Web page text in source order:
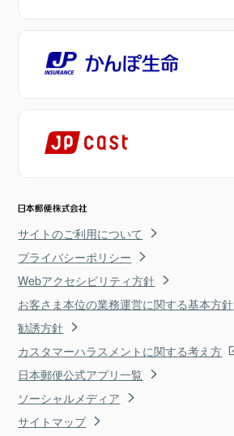
サイトのご利用について
プライバシーポリシー
Webアクセシビリティ方針
お客さま本位の業務運営に関する基本方針
勧誘方針
カスタマーハラスメントに関する考え方
日本郵便公式アプリ一覧
ソーシャルメディア
サイトマップ